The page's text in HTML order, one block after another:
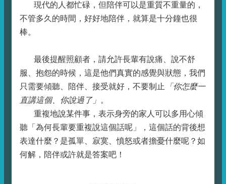
現代的人都忙碌，但陪伴可以是重質不重量的，
不管多久的時間，好好地陪伴，就算是十分鐘也很
棒。
最後提醒照顧者，請允許長輩有說痛、說不舒
服、抱怨的時候，這是他們真實的感覺與狀態，我們
只需要傾聽、陪伴、接受就好，不要制止
「你怎麼一
直講這個、你說過了」 。
重複地說某件事，表示身旁的家人可以多用心傾
聽「為何長輩要重複說這個話呢」，這個話的背後想
表達什麼？是孤單、寂寞、憤怒或者擔憂什麼呢？如
何解，陪伴或許就是答案吧！